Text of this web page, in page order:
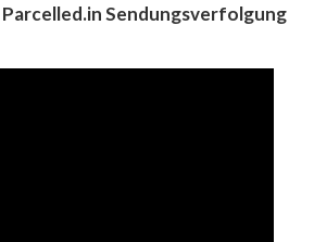
Sendungsverfolgung